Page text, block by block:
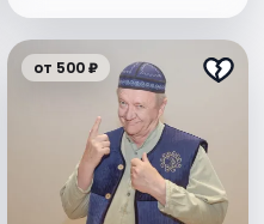
от 500 ₽